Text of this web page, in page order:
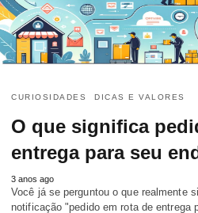
CURIOSIDADES DICAS E VALORES
O que significa
entrega para seu
3 anos ago
Você já se perguntou o que realmente
notificação "pedido em rota de entrega